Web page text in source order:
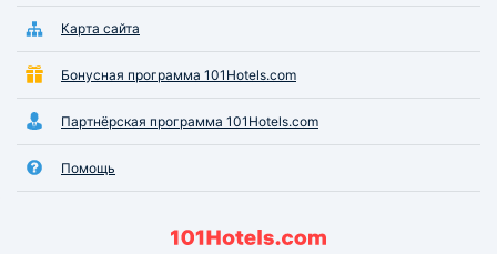
Карта сайта
Бонусная программа 101Hotels.com
Партнёрская программа 101Hotels.com
Помощь